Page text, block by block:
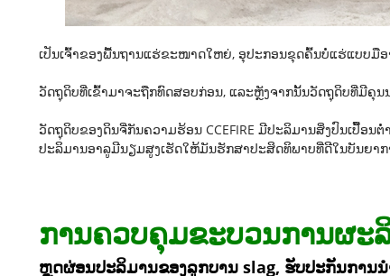
ເປັນເຈົ້າຂອງພື້ນຖານແຮ່ຂະໜາດໃຫຍ່, ອຸປະກອນຂຸດຄົ້ນບໍ່ແຮ່ແບບມື
ວັດຖຸດິບທີ່ເຂົ້າມາຈະຖືກທົດສອບກ່ອນ, ແລະຫຼັງຈາກນັ້ນວັດຖຸດິບທີ່ມີຄຸ
ວັດຖຸດິບຂອງດິນຈີ່ກັນຄວາມຮ້ອນ CCEFIRE ມີປະລິມານສິ່ງປົນເປື້ອນ
ປະລິມານອາລູມີນຽມສູງເຮັດໃຫ້ມັນຮັກສາປະສິດທິພາບທີ່ດີໃນບັນຍາ
ການຄວບຄຸມຂະບວນການຜະ
ຫຼຸດຜ່ອນປະລິມານຂອງລູກບານ slag, ຮັບປະກັນການ